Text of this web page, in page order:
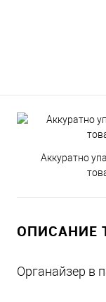
Аккуратно
ОПИСАНИЕ
Органайзер в